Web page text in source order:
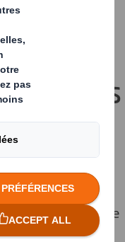
SONT LES
?
jusqu’à sa
être analysé. La
sur la pertinence
?Quelles